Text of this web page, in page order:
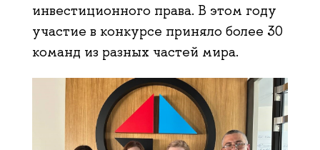
инвестиционного права. В этом году
участие в конкурсе приняло более 30
команд из разных частей мира.